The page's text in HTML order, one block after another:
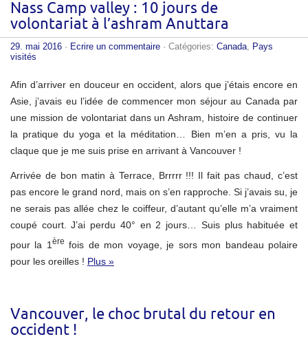
Nass Camp valley : 10 jours de
volontariat à l’ashram Anuttara
29. mai 2016 · Ecrire un commentaire · Catégories: Canada, Pays
visités
Afin d’arriver en douceur en occident, alors que j’étais encore en
Asie, j’avais eu l’idée de commencer mon séjour au Canada par
une mission de volontariat dans un Ashram, histoire de continuer
la pratique du yoga et la méditation… Bien m’en a pris, vu la
claque que je me suis prise en arrivant à Vancouver !
Arrivée de bon matin à Terrace, Brrrrr !!! Il fait pas chaud, c’est
pas encore le grand nord, mais on s’en rapproche. Si j’avais su, je
ne serais pas allée chez le coiffeur, d’autant qu’elle m’a vraiment
coupé court. J’ai perdu 40° en 2 jours… Suis plus habituée et
pour la 1 ère fois de mon voyage, je sors mon bandeau polaire
pour les oreilles ! Plus »
Vancouver, le choc brutal du retour en
occident !